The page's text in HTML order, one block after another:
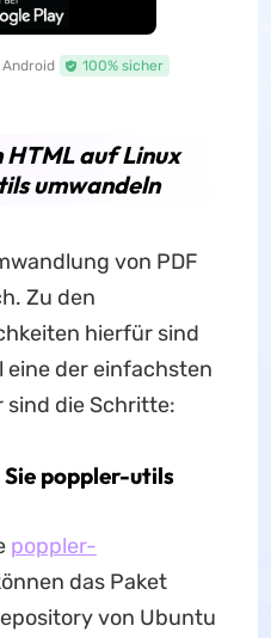
Download
Android 100% sicher
HTML auf Linux
umwandeln
von PDF
Zu den
hierfür sind
der einfachsten
sind die Schritte:
poppler-utils
poppler-
das Paket
von Ubuntu